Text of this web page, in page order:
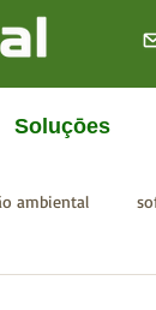
Soluçōes
ambiental